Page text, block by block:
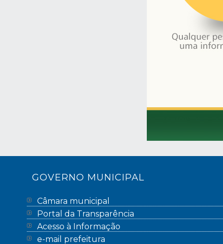
GOVERNO MUNICIPAL
Câmara municipal
Portal da Transparência
Acesso à Informação
e-mail prefeitura